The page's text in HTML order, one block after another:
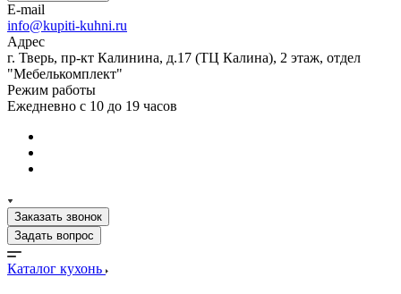
E-mail
info@kupiti-kuhni.ru
Адрес
г. Тверь, пр-кт Калинина, д.17 (ТЦ Калина), 2 этаж, отдел
"Мебелькомплект"
Режим работы
Ежедневно с 10 до 19 часов
Заказать звонок
Задать вопрос
Каталог кухонь